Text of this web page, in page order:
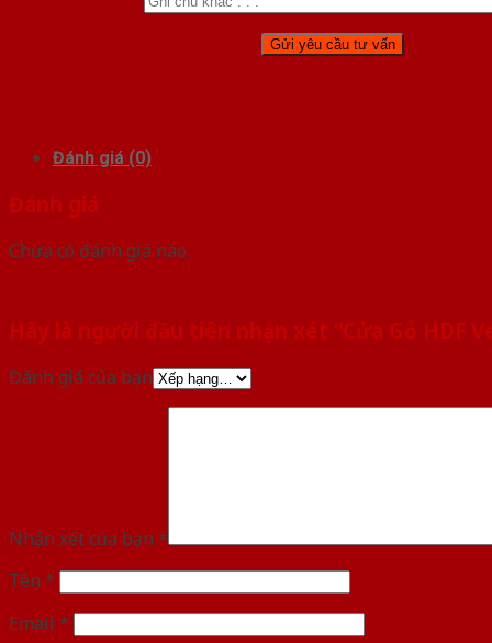
Đánh giá (0)
Đánh giá
Chưa có đánh giá nào.
Hãy là người đầu tiên nhận xét “Cửa Gỗ HDF
Đánh giá của bạn
Nhận xét của bạn *
Tên *
Email *